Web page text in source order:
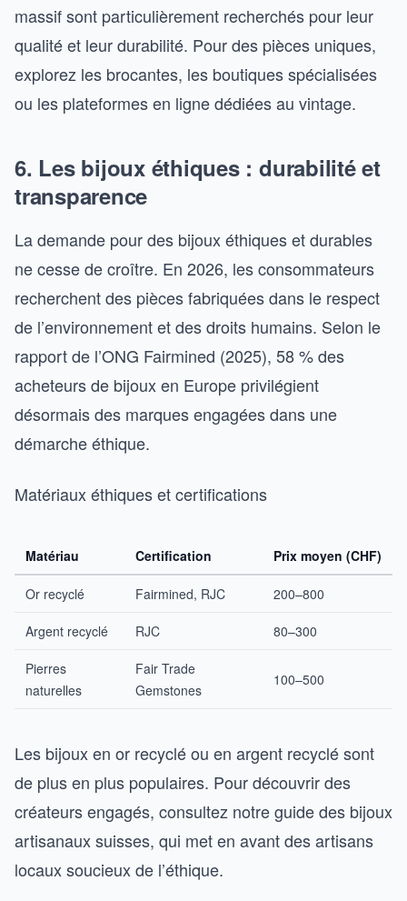
massif sont particulièrement recherchés pour leur
qualité et leur durabilité. Pour des pièces uniques,
explorez les brocantes, les boutiques spécialisées
ou les plateformes en ligne dédiées au vintage.
6. Les bijoux éthiques : durabilité et
transparence
La demande pour des bijoux éthiques et durables
ne cesse de croître. En 2026, les consommateurs
recherchent des pièces fabriquées dans le respect
de l’environnement et des droits humains. Selon le
rapport de l’ONG Fairmined (2025), 58 % des
acheteurs de bijoux en Europe privilégient
désormais des marques engagées dans une
démarche éthique.
Matériaux éthiques et certifications
Matériau Certification Prix moyen (CHF)
Or recyclé Fairmined, RJC 200–800
Argent recyclé RJC 80–300
Pierres
naturelles
Fair Trade
Gemstones
100–500
Les bijoux en or recyclé ou en argent recyclé sont
de plus en plus populaires. Pour découvrir des
créateurs engagés, consultez notre guide des bijoux
artisanaux suisses, qui met en avant des artisans
locaux soucieux de l’éthique.